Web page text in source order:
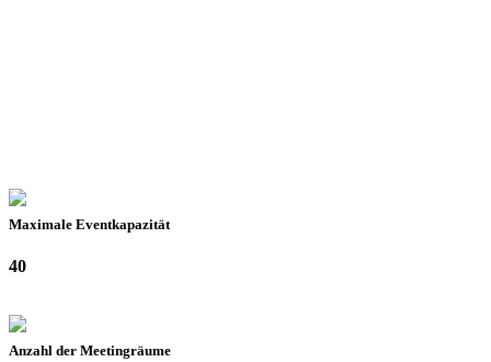
Maximale Eventkapazität
40
Anzahl der Meetingräume